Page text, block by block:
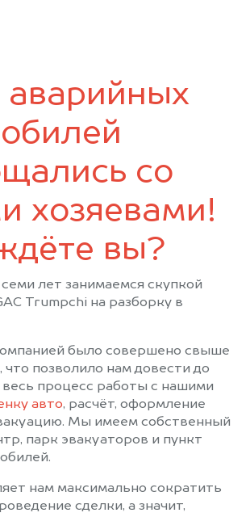
аварийных
со
хозяевами!
вы?
лет занимаемся скупкой
Trumpchi на разборку в
было совершено свыше
что позволило нам довести до
процесс работы с нашими
авто, расчёт, оформление
Мы имеем собственный
парк эвакуаторов и пункт
нам максимально сократить
сделки, а значит,